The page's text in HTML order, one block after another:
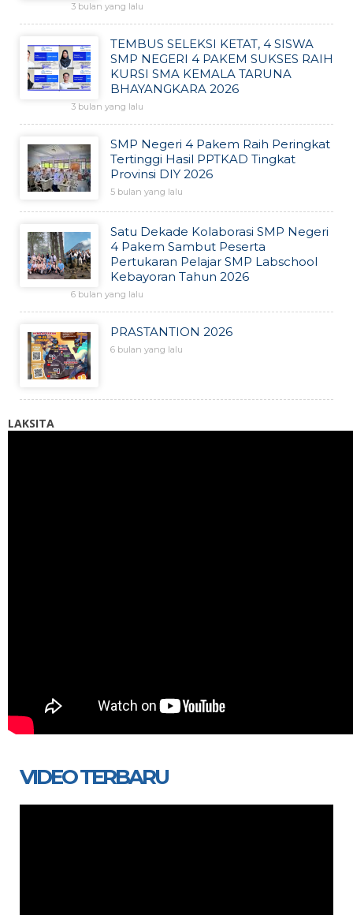
3 bulan yang lalu
TEMBUS SELEKSI KETAT, 4 SISWA
SMP NEGERI 4 PAKEM SUKSES RAIH
KURSI SMA KEMALA TARUNA
BHAYANGKARA 2026
3 bulan yang lalu
SMP Negeri 4 Pakem Raih Peringkat
Tertinggi Hasil PPTKAD Tingkat
Provinsi DIY 2026
5 bulan yang lalu
Satu Dekade Kolaborasi SMP Negeri
4 Pakem Sambut Peserta
Pertukaran Pelajar SMP Labschool
Kebayoran Tahun 2026
6 bulan yang lalu
PRASTANTION 2026
6 bulan yang lalu
LAKSITA
VIDEO TERBARU